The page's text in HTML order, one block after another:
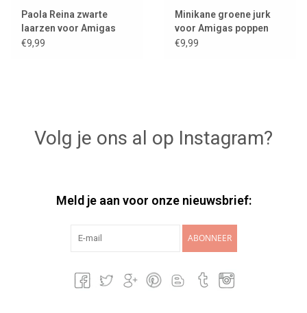
Paola Reina zwarte
laarzen voor Amigas
poppen
€9,99
Minikane groene jurk
voor Amigas poppen
€9,99
Volg je ons al op Instagram?
Meld je aan voor onze nieuwsbrief:
ABONNEER